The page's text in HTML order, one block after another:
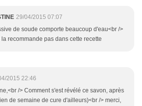
29/04/2015 07:07
de soude comporte beaucoup d'eau<br />
la recommande pas dans cette recette
2015 22:46
/> Comment s'est révélé ce savon, après
de semaine de cure d'ailleurs)<br /> merci,